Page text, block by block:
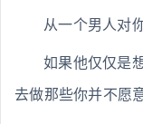
从一个男人对
如果他仅仅是
去做那些你并不愿